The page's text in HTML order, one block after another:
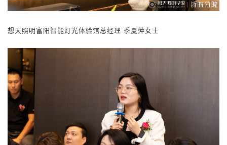
想天照明富阳智能灯光体验馆总经理 季夏萍女士